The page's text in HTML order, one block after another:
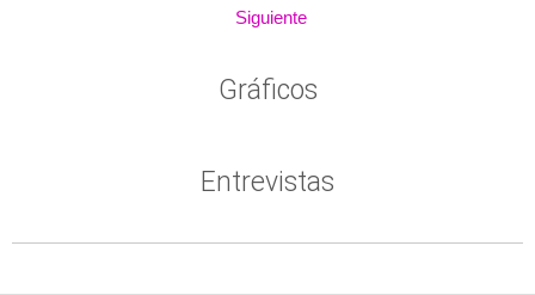
Siguiente
Gráficos
Entrevistas